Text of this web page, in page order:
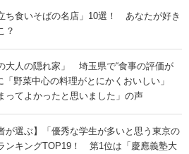
ち食いそばの名店」10選！ あなたが好き
？
大人の隠れ家」 埼玉県で“食事の評価が
「野菜中心の料理がとにかくおいしい」
ってよかったと思いました」の声
が選ぶ】「優秀な学生が多いと思う東京の
ンキングTOP19！ 第1位は「慶應義塾大